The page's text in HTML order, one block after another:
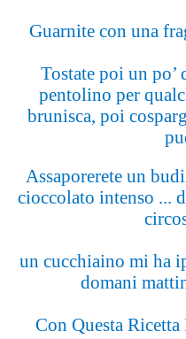
Guarnite con una
Tostate poi un
pentolino per
brunisca, poi
Assaporerete un
cioccolato intenso ...
un cucchiaino mi ha
domani
Con Questa